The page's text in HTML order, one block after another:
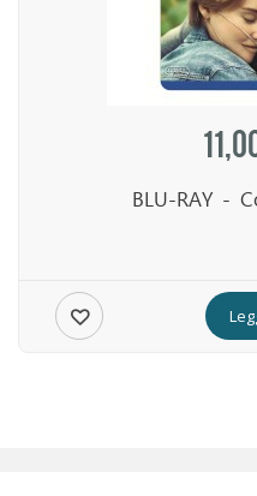
BLU-RAY -